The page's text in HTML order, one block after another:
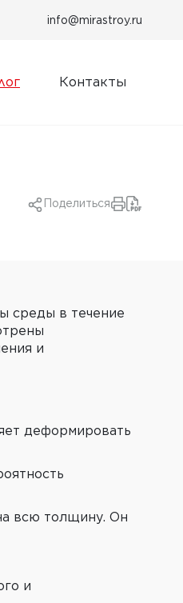
info@mirastroy.ru
Контакты
Поделиться
среды в течение
и
деформировать
всю толщину. Он
и